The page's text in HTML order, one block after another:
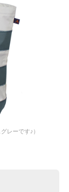
レーです♪）